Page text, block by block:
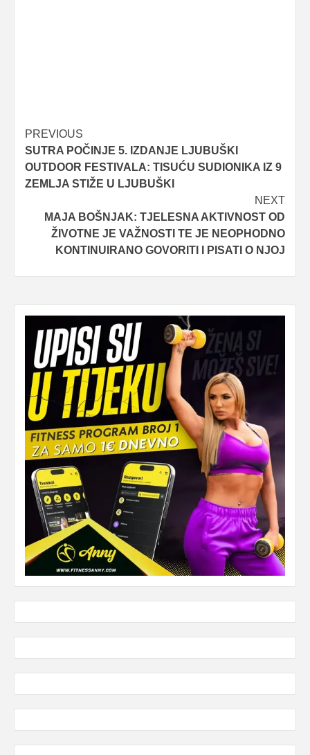
Post
navigation
PREVIOUS
SUTRA POČINJE 5. IZDANJE LJUBUŠKI
OUTDOOR FESTIVALA: TISUĆU SUDIONIKA IZ 9
ZEMLJA STIŽE U LJUBUŠKI
NEXT
MAJA BOŠNJAK: TJELESNA AKTIVNOST OD
ŽIVOTNE JE VAŽNOSTI TE JE NEOPHODNO
KONTINUIRANO GOVORITI I PISATI O NJOJ